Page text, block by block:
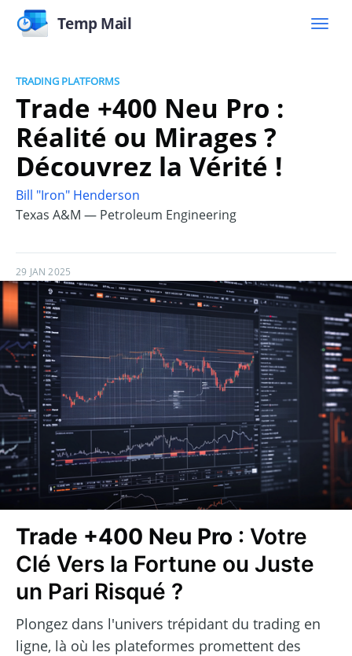
Temp Mail
TRADING PLATFORMS
Trade +400 Neu Pro :
Réalité ou Mirages ?
Découvrez la Vérité !
Bill "Iron" Henderson
Texas A&M — Petroleum Engineering
29 JAN 2025
Trade +400 Neu Pro : Votre
Clé Vers la Fortune ou Juste
un Pari Risqué ?
Plongez dans l'univers trépidant du trading en
ligne, là où les plateformes promettent des